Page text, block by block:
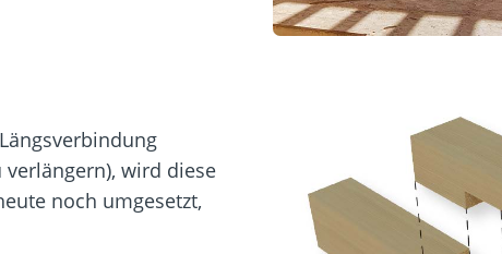
wird diese
noch umgesetzt,